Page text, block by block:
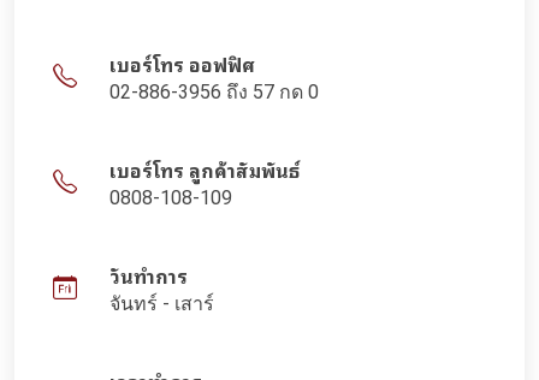
เบอร์โทร ออฟฟิศ
02-886-3956 ถึง 57 กด 0
เบอร์โทร ลูกค้าสัมพันธ์
0808-108-109
วันทำการ
จันทร์ - เสาร์